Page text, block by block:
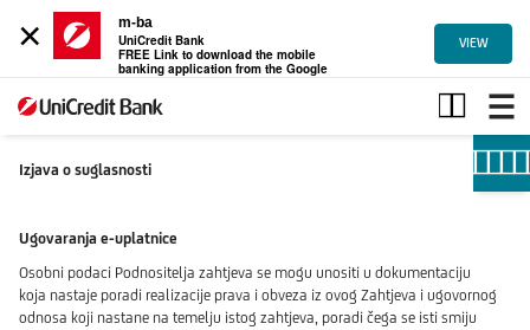
×
m-ba
UniCredit Bank
FREE Link to download the mobile
banking application from the Google
VIEW
izjava
Izjava o suglasnosti
Ugovaranja e-uplatnice
Osobni podaci Podnositelja zahtjeva se mogu unositi u dokumentaciju
koja nastaje poradi realizacije prava i obveza iz ovog Zahtjeva i ugovornog
odnosa koji nastane na temelju istog zahtjeva, poradi čega se isti smiju